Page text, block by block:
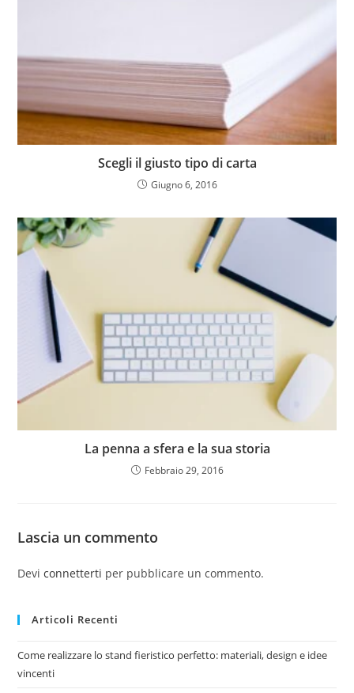
Scegli il giusto tipo di carta
Giugno 6, 2016
La penna a sfera e la sua storia
Febbraio 29, 2016
Lascia un commento
Deviconnetterti per pubblicare un commento.
Articoli Recenti
Come realizzare lo stand fieristico perfetto: materiali, design e idee
vincenti